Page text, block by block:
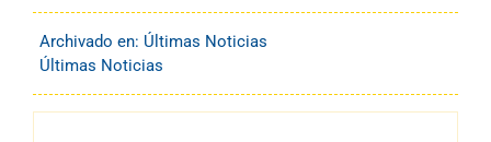
Archivado en: Últimas Noticias
Últimas Noticias